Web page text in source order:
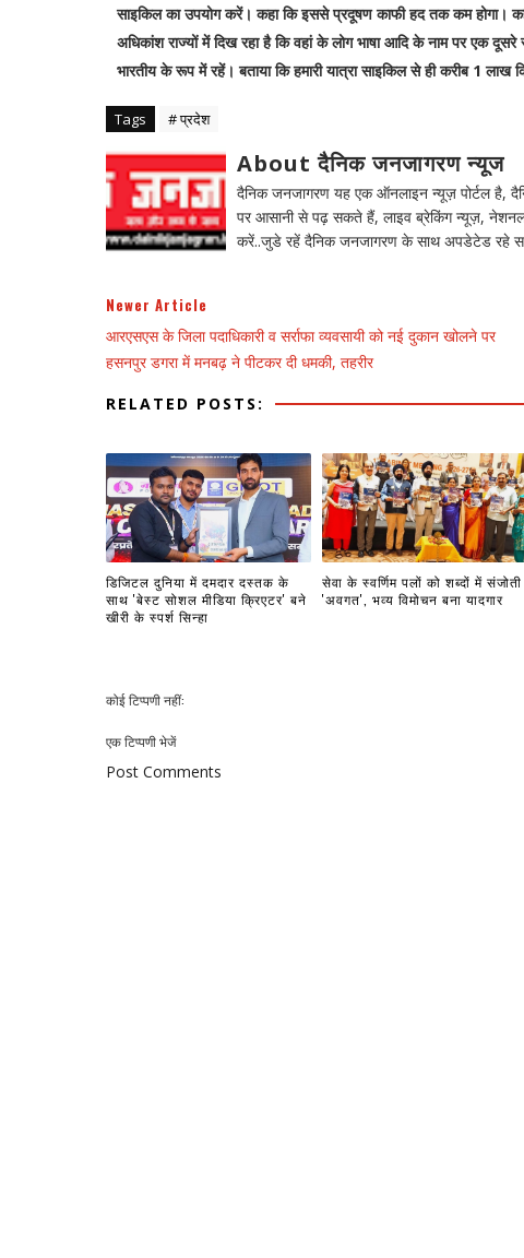
साइकिल का उपयोग करें। कहा कि इससे प्रदूषण काफी हद तक कम होगा।
अधिकांश राज्यों में दिख रहा है कि वहां के लोग भाषा आदि के नाम पर एक
भारतीय के रूप में रहें। बताया कि हमारी यात्रा साइकिल से ही करीब 1 लाख
Tags # प्रदेश
About दैनिक जनजागरण न्यूज
दैनिक जनजागरण यह एक ऑनलाइन न्यूज़ पोर्टल है,
पर आसानी से पढ़ सकते हैं, लाइव ब्रेकिंग न्यूज़, नेशनल,
करें..जुडे रहें दैनिक जनजागरण के साथ अपडेटेड रहे
Newer Article
आरएसएस के जिला पदाधिकारी व सर्राफा व्यवसायी को नई दुकान खोलने पर
हसनपुर डगरा में मनबढ़ ने पीटकर दी धमकी, तहरीर
RELATED POSTS:
डिजिटल दुनिया में दमदार दस्तक के
साथ 'बेस्ट सोशल मीडिया क्रिएटर' बने
खीरी के स्पर्श सिन्हा
सेवा के स्वर्णिम पलों को शब्दों में संजोती
'अवगत', भव्य विमोचन बना यादगार
कोई टिप्पणी नहीं:
एक टिप्पणी भेजें
Post Comments